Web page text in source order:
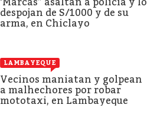
despojan de S/1000 y de su
arma, en Chiclayo
LAMBAYEQUE
Vecinos maniatan y golpean
a malhechores por robar
mototaxi, en Lambayeque